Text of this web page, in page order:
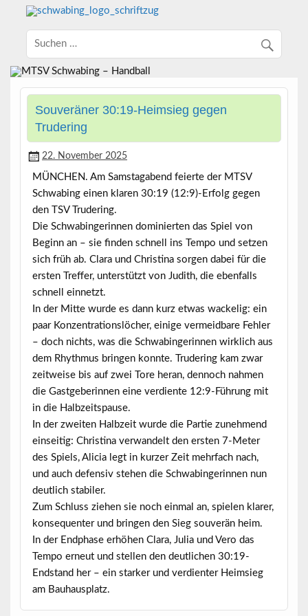
Souveräner 30:19-Heimsieg gegen
Trudering
22. November 2025
MÜNCHEN. Am Samstagabend feierte der MTSV
Schwabing einen klaren 30:19 (12:9)-Erfolg gegen
den TSV Trudering.
Die Schwabingerinnen dominierten das Spiel von
Beginn an – sie finden schnell ins Tempo und setzen
sich früh ab. Clara und Christina sorgen dabei für die
ersten Treffer, unterstützt von Judith, die ebenfalls
schnell einnetzt.
In der Mitte wurde es dann kurz etwas wackelig: ein
paar Konzentrationslöcher, einige vermeidbare Fehler
– doch nichts, was die Schwabingerinnen wirklich aus
dem Rhythmus bringen konnte. Trudering kam zwar
zeitweise bis auf zwei Tore heran, dennoch nahmen
die Gastgeberinnen eine verdiente 12:9-Führung mit
in die Halbzeitspause.
In der zweiten Halbzeit wurde die Partie zunehmend
einseitig: Christina verwandelt den ersten 7-Meter
des Spiels, Alicia legt in kurzer Zeit mehrfach nach,
und auch defensiv stehen die Schwabingerinnen nun
deutlich stabiler.
Zum Schluss ziehen sie noch einmal an, spielen klarer,
konsequenter und bringen den Sieg souverän heim.
In der Endphase erhöhen Clara, Julia und Vero das
Tempo erneut und stellen den deutlichen 30:19-
Endstand her – ein starker und verdienter Heimsieg
am Bauhausplatz.